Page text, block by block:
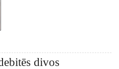
divos